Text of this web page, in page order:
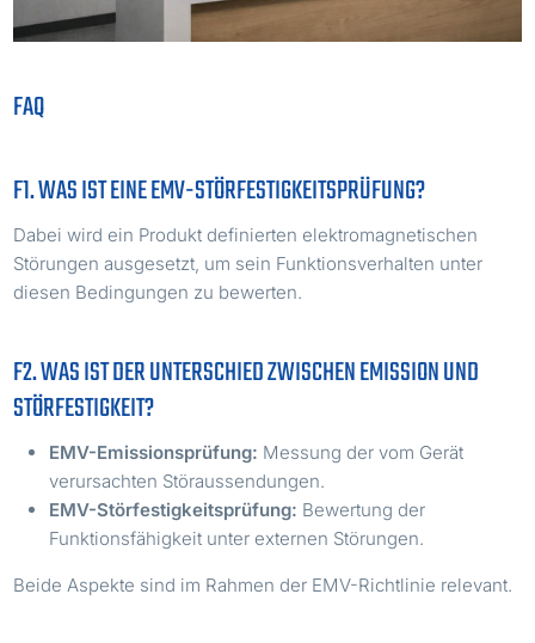
FAQ
F1. WAS IST EINE EMV-STÖRFESTIGKEITSPRÜFUNG?
Dabei wird ein Produkt definierten elektromagnetischen
Störungen ausgesetzt, um sein Funktionsverhalten unter
diesen Bedingungen zu bewerten.
F2. WAS IST DER UNTERSCHIED ZWISCHEN EMISSION UND
STÖRFESTIGKEIT?
EMV-Emissionsprüfung: Messung der vom Gerät
verursachten Störaussendungen.
EMV-Störfestigkeitsprüfung: Bewertung der
Funktionsfähigkeit unter externen Störungen.
Beide Aspekte sind im Rahmen der EMV-Richtlinie relevant.